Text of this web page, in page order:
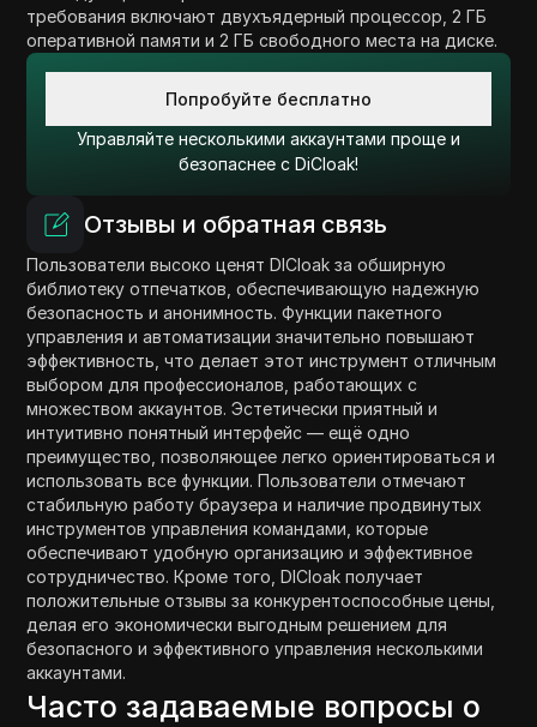
требования включают двухъядерный процессор, 2 ГБ
оперативной памяти и 2 ГБ свободного места на диске.
Попробуйте бесплатно
Управляйте несколькими аккаунтами проще и
безопаснее с DiCloak!
Отзывы и обратная связь
Пользователи высоко ценят DICloak за обширную
библиотеку отпечатков, обеспечивающую надежную
безопасность и анонимность. Функции пакетного
управления и автоматизации значительно повышают
эффективность, что делает этот инструмент отличным
выбором для профессионалов, работающих с
множеством аккаунтов. Эстетически приятный и
интуитивно понятный интерфейс — ещё одно
преимущество, позволяющее легко ориентироваться и
использовать все функции. Пользователи отмечают
стабильную работу браузера и наличие продвинутых
инструментов управления командами, которые
обеспечивают удобную организацию и эффективное
сотрудничество. Кроме того, DICloak получает
положительные отзывы за конкурентоспособные цены,
делая его экономически выгодным решением для
безопасного и эффективного управления несколькими
аккаунтами.
Часто задаваемые вопросы о